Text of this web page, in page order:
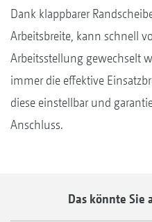
Dank klappbarer
Arbeitsbreite, kann schnell
Arbeitsstellung gewechselt
immer die effektive
diese einstellbar und
Anschluss.
Das könnte Sie